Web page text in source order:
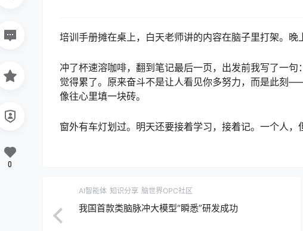
培训手册摊在桌上，白天老师讲的内容在脑子里打架。晚
冲了杯速溶咖啡，翻到笔记最后一页，出发前我写了一
觉得累了。原来奋斗不是让人看见你多努力，而是此刻
像往心里填一块砖。
窗外有车灯划过。明天还要接着学习，接着记。一个人，
0
AI智能体 知识分享 脑世界OPC社区
我国首款类脑脉冲大模型“瞬悉”研发成功